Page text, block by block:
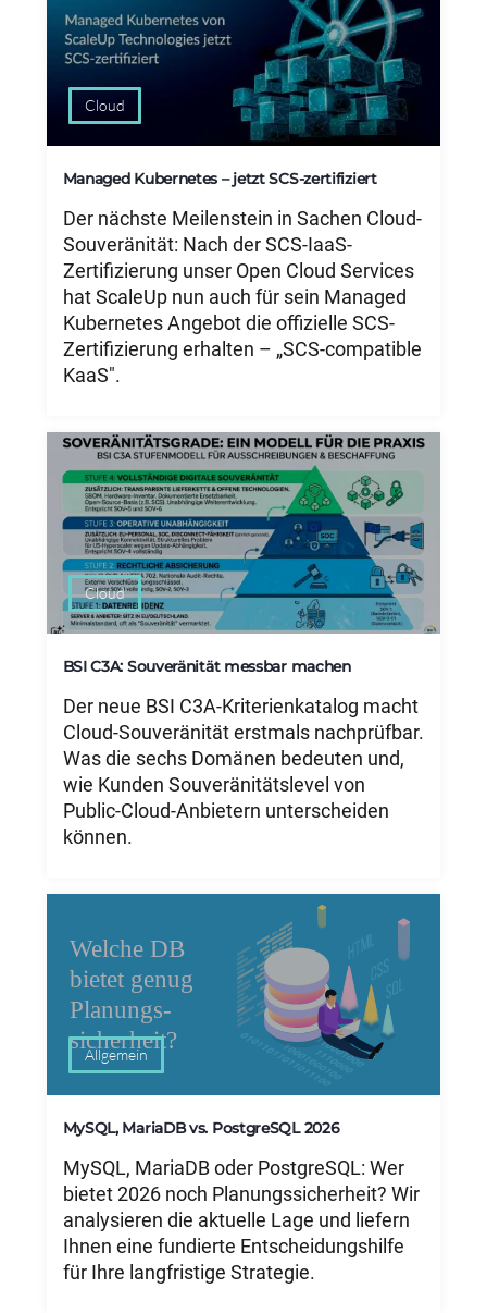
Cloud
Managed Kubernetes – jetzt SCS-zertifiziert
Der nächste Meilenstein in Sachen Cloud-
Souveränität: Nach der SCS-IaaS-
Zertifizierung unser Open Cloud Services
hat ScaleUp nun auch für sein Managed
Kubernetes Angebot die offizielle SCS-
Zertifizierung erhalten – „SCS-compatible
KaaS".
Cloud
BSI C3A: Souveränität messbar machen
Der neue BSI C3A-Kriterienkatalog macht
Cloud-Souveränität erstmals nachprüfbar.
Was die sechs Domänen bedeuten und,
wie Kunden Souveränitätslevel von
Public-Cloud-Anbietern unterscheiden
können.
Allgemein
MySQL, MariaDB vs. PostgreSQL 2026
MySQL, MariaDB oder PostgreSQL: Wer
bietet 2026 noch Planungssicherheit? Wir
analysieren die aktuelle Lage und liefern
Ihnen eine fundierte Entscheidungshilfe
für Ihre langfristige Strategie.